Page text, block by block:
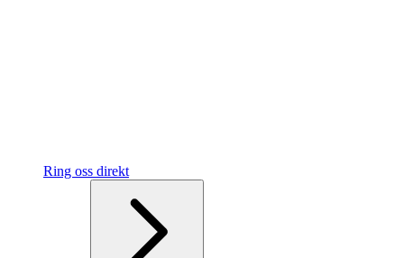
Ring oss direkt